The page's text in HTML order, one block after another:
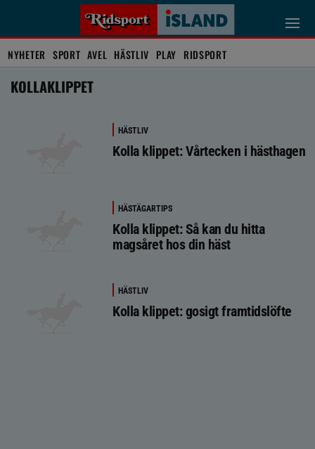
NYHETER SPORT AVEL HÄSTLIV PLAY RIDSPORT
KOLLAKLIPPET
HÄSTLIV
Kolla klippet: Vårtecken i hästhagen
HÄSTÄGARTIPS
Kolla klippet: Så kan du hitta
magsåret hos din häst
HÄSTLIV
Kolla klippet: gosigt framtidslöfte